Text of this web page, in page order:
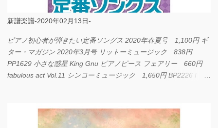
新譜楽譜-2020年02月13日-
ピアノ初心者が弾きたい定番ソングス 2020年春夏号 1,100円 ギ
ター・マガジン 2020年3月号 リットーミュージック 838円
PP1629 小さな惑星 King Gnu ピアノピース フェアリー 660円
fabulous act Vol.11 シンコーミュージック 1,650円 BP2226 I